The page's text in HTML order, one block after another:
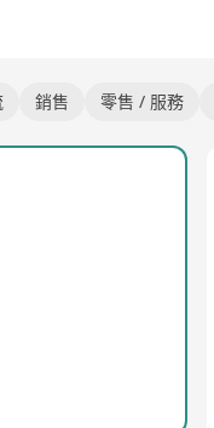
銷售 零售 / 服務